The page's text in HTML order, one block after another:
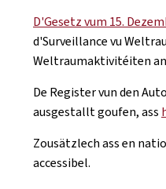
D'Gesetz vum 15.
d'Surveillance vu
Weltraumaktivitéiten
De Register vun den
ausgestallt goufen, ass
Zousätzlech ass en
accessibel.